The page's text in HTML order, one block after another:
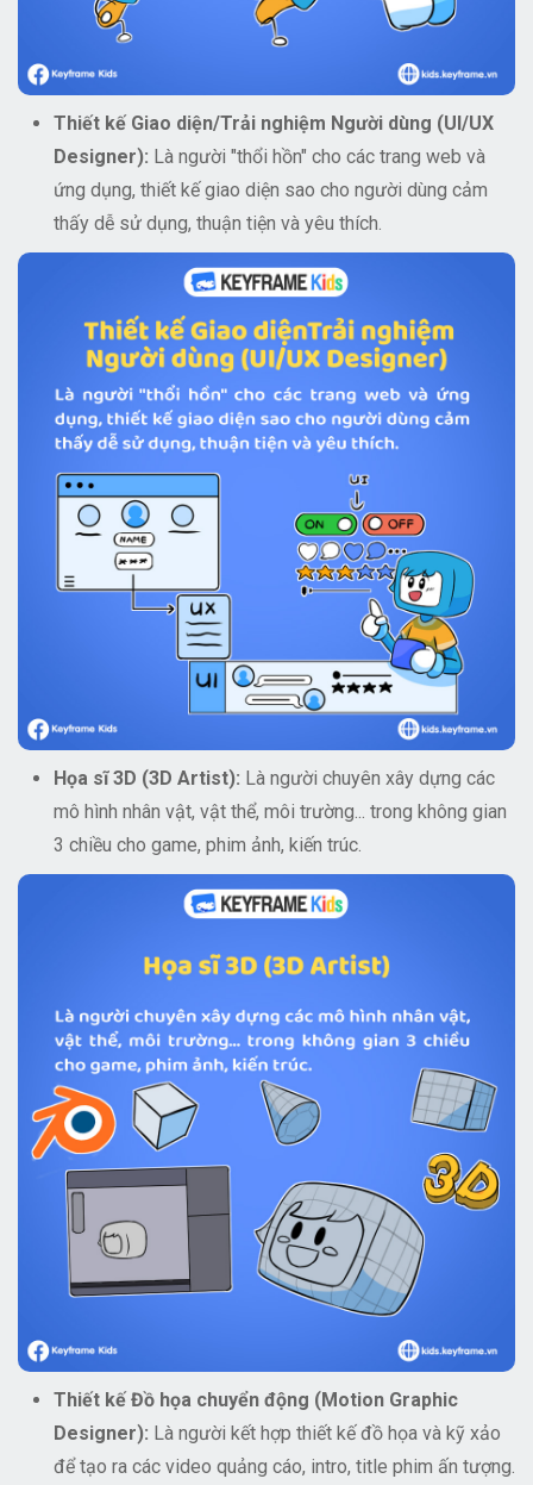
Thiết kế Giao diện/Trải nghiệm Người dùng (UI/UX
Designer): Là người "thổi hồn" cho các trang web và
ứng dụng, thiết kế giao diện sao cho người dùng cảm
thấy dễ sử dụng, thuận tiện và yêu thích.
Họa sĩ 3D (3D Artist): Là người chuyên xây dựng các
mô hình nhân vật, vật thể, môi trường... trong không gian
3 chiều cho game, phim ảnh, kiến trúc.
Thiết kế Đồ họa chuyển động (Motion Graphic
Designer): Là người kết hợp thiết kế đồ họa và kỹ xảo
để tạo ra các video quảng cáo, intro, title phim ấn tượng.